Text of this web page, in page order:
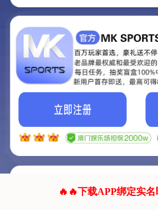
联系我们!